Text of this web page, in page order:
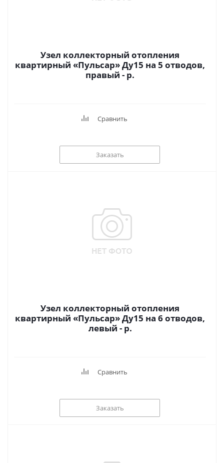
Узел коллекторный отопления
квартирный «Пульсар» Ду15 на 5 отводов,
правый - р.
Сравнить
Заказать
Узел коллекторный отопления
квартирный «Пульсар» Ду15 на 6 отводов,
левый - р.
Сравнить
Заказать